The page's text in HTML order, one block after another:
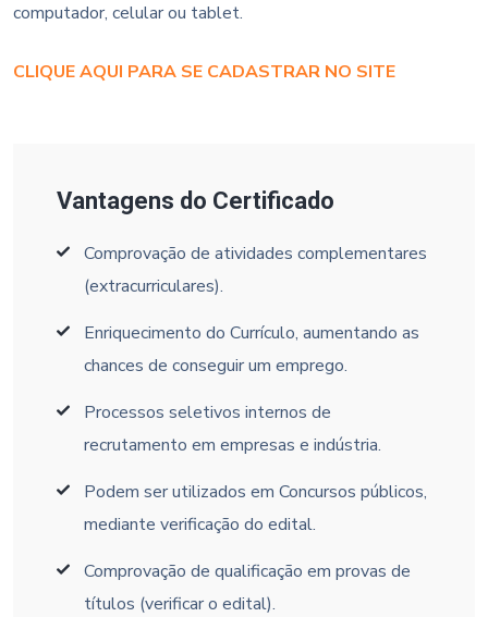
computador, celular ou tablet.
CLIQUE AQUI PARA SE CADASTRAR NO SITE
Vantagens do Certificado
Comprovação de atividades complementares
(extracurriculares).
Enriquecimento do Currículo, aumentando as
chances de conseguir um emprego.
Processos seletivos internos de
recrutamento em empresas e indústria.
Podem ser utilizados em Concursos públicos,
mediante verificação do edital.
Comprovação de qualificação em provas de
títulos (verificar o edital).